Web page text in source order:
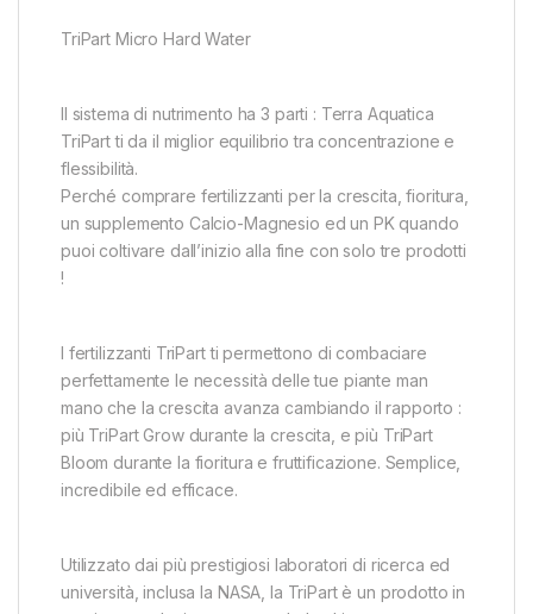
TriPart Micro Hard Water
Il sistema di nutrimento ha 3 parti : Terra Aquatica
TriPart ti da il miglior equilibrio tra concentrazione e
flessibilità.
Perché comprare fertilizzanti per la crescita, fioritura,
un supplemento Calcio-Magnesio ed un PK quando
puoi coltivare dall’inizio alla fine con solo tre prodotti
!
I fertilizzanti TriPart ti permettono di combaciare
perfettamente le necessità delle tue piante man
mano che la crescita avanza cambiando il rapporto :
più TriPart Grow durante la crescita, e più TriPart
Bloom durante la fioritura e fruttificazione. Semplice,
incredibile ed efficace.
Utilizzato dai più prestigiosi laboratori di ricerca ed
università, inclusa la NASA, la TriPart è un prodotto in